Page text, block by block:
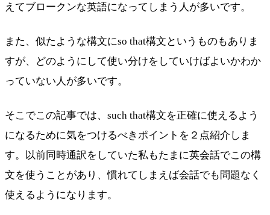
えてブロークンな英語になってしまう人が多いです。
また、似たような構文にso that構文というものもありま
すが、どのようにして使い分けをしていけばよいかわか
っていない人が多いです。
そこでこの記事では、such that構文を正確に使えるよう
になるために気をつけるべきポイントを２点紹介しま
す。以前同時通訳をしていた私もたまに英会話でこの構
文を使うことがあり、慣れてしまえば会話でも問題なく
使えるようになります。